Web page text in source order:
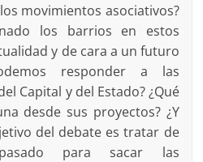
movimientos asociativos?
los barrios en estos
y de cara a un futuro
responder a las
Capital y del Estado? ¿Qué
desde sus proyectos? ¿Y
del debate es tratar de
para sacar las